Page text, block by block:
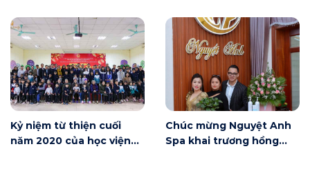
Nội
Kỷ niệm từ thiện cuối
năm 2020 của học viện
Chúc mừng Nguyệt Anh
Spa khai trương hồng